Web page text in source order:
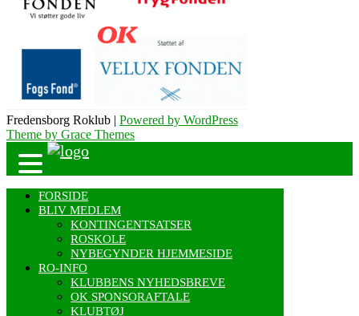
Fredensborg Roklub | Powered by WordPress
Theme by Grace Themes
FORSIDE
BLIV MEDLEM
KONTINGENTSATSER
ROSKOLE
NYBEGYNDER HJEMMESIDE
RO-INFO
KLUBBENS NYHEDSBREVE
OK SPONSORAFTALE
KLUBTØJ